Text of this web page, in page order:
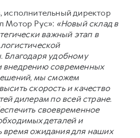
директор
Мотор Рус»: «Новый склад в
важный этап в
Благодаря удобному
современных
мы сможем
скорость и качество
дилерам по всей стране.
своевременное
деталей и
время ожидания для наших